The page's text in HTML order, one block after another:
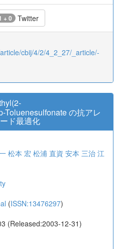
+ 0 Twitter
cbij/4/2/4_2_27/_article/-
Toluenesulfonate の抗アレ
ド最適化
松本 宏 松浦 直資 安本 三治 江
(ISSN:13476297)
(Released:2003-12-31)